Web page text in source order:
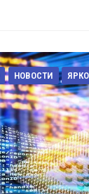
НОВОСТИ ЯРКО